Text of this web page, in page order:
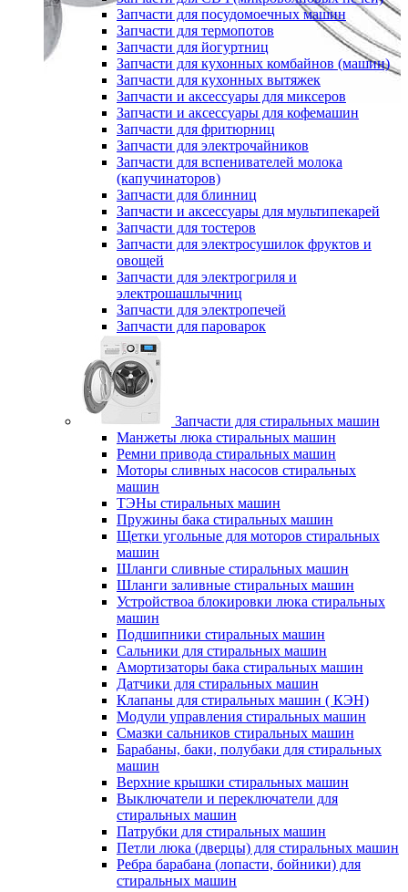
Запчасти для посудомоечных машин
Запчасти для термопотов
Запчасти для йогуртниц
Запчасти для кухонных комбайнов (машин)
Запчасти для кухонных вытяжек
Запчасти и аксессуары для миксеров
Запчасти и аксессуары для кофемашин
Запчасти для фритюрниц
Запчасти для электрочайников
Запчасти для вспенивателей молока
(капучинаторов)
Запчасти для блинниц
Запчасти и аксессуары для мультипекарей
Запчасти для тостеров
Запчасти для электросушилок фруктов и
овощей
Запчасти для электрогриля и
электрошашлычниц
Запчасти для электропечей
Запчасти для пароварок
Запчасти для стиральных машин
Манжеты люка стиральных машин
Ремни привода стиральных машин
Моторы сливных насосов стиральных
машин
ТЭНы стиральных машин
Пружины бака стиральных машин
Щетки угольные для моторов стиральных
машин
Шланги сливные стиральных машин
Шланги заливные стиральных машин
Устройствоа блокировки люка стиральных
машин
Подшипники стиральных машин
Сальники для стиральных машин
Амортизаторы бака стиральных машин
Датчики для стиральных машин
Клапаны для стиральных машин ( КЭН)
Модули управления стиральных машин
Смазки сальников стиральных машин
Барабаны, баки, полубаки для стиральных
машин
Верхние крышки стиральных машин
Выключатели и переключатели для
стиральных машин
Патрубки для стиральных машин
Петли люка (дверцы) для стиральных машин
Ребра барабана (лопасти, бойники) для
стиральных машин